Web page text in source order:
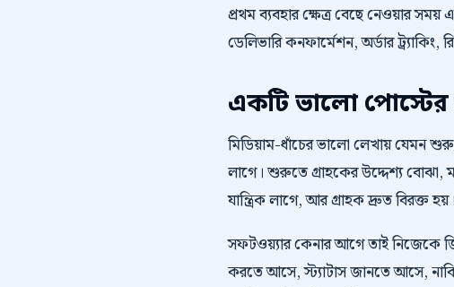
প্রথম ব্যবহার ক্ষেত্র বেছে নেওয়ার
ডেলিভারি কনফার্মেশন, অর্ডার
একটি ভালো
মিডিয়াম-ধাঁচের ভালো লেখায় যেমন
লাগে। শুরুতে গ্রাহকের উদ্দেশ্য বোঝা,
যান্ত্রিক লাগে, আর গ্রাহক দ্রুত বিরক্ত হয়।
সফটওয়্যার কেনার আগে তাই নিজেকে
করতে আসে, স্ট্যাটাস জানতে আসে,